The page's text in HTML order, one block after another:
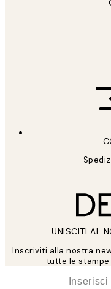
UNISCITI AL
Inscriviti alla nostra
tutte le